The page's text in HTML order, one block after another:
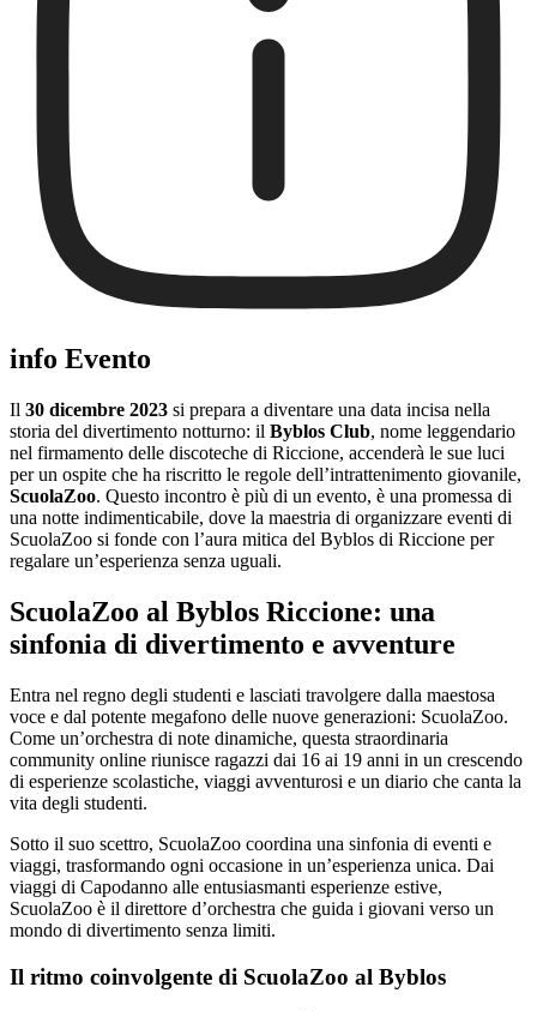
info Evento
Il 30 dicembre 2023 si prepara a diventare una data incisa nella
storia del divertimento notturno: il Byblos Club, nome leggendario
nel firmamento delle discoteche di Riccione, accenderà le sue luci
per un ospite che ha riscritto le regole dell’intrattenimento giovanile,
ScuolaZoo. Questo incontro è più di un evento, è una promessa di
una notte indimenticabile, dove la maestria di organizzare eventi di
ScuolaZoo si fonde con l’aura mitica del Byblos di Riccione per
regalare un’esperienza senza uguali.
ScuolaZoo al Byblos Riccione: una
sinfonia di divertimento e avventure
Entra nel regno degli studenti e lasciati travolgere dalla maestosa
voce e dal potente megafono delle nuove generazioni: ScuolaZoo.
Come un’orchestra di note dinamiche, questa straordinaria
community online riunisce ragazzi dai 16 ai 19 anni in un crescendo
di esperienze scolastiche, viaggi avventurosi e un diario che canta la
vita degli studenti.
Sotto il suo scettro, ScuolaZoo coordina una sinfonia di eventi e
viaggi, trasformando ogni occasione in un’esperienza unica. Dai
viaggi di Capodanno alle entusiasmanti esperienze estive,
ScuolaZoo è il direttore d’orchestra che guida i giovani verso un
mondo di divertimento senza limiti.
Il ritmo coinvolgente di ScuolaZoo al Byblos